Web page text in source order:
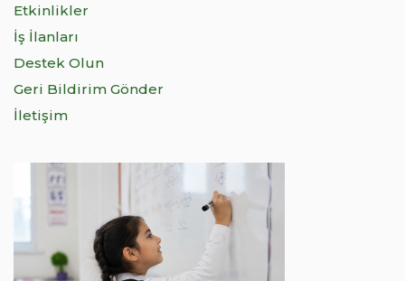
Etkinlikler
İş İlanları
Destek Olun
Geri Bildirim Gönder
İletişim